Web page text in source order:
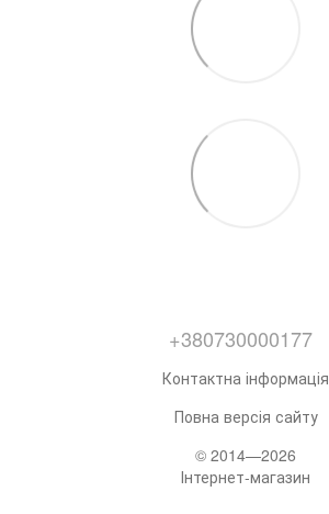
+380730000177
Контактна інформація
Повна версія сайту
© 2014—2026
Інтернет-магазин